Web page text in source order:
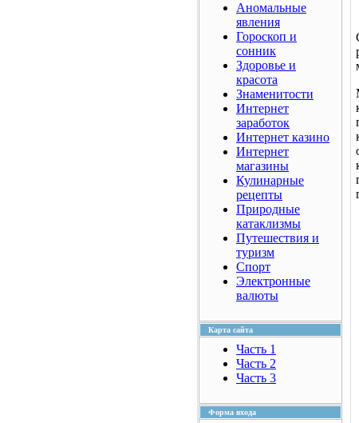
Аномальные
явления
Гороскоп и
сонник
Здоровье и
красота
Знаменитости
Интернет
заработок
Интернет казино
Интернет
магазины
Кулинарные
рецепты
Природные
катаклизмы
Путешествия и
туризм
Спорт
Электронные
валюты
Карта сайта
Часть 1
Часть 2
Часть 3
Форма входа